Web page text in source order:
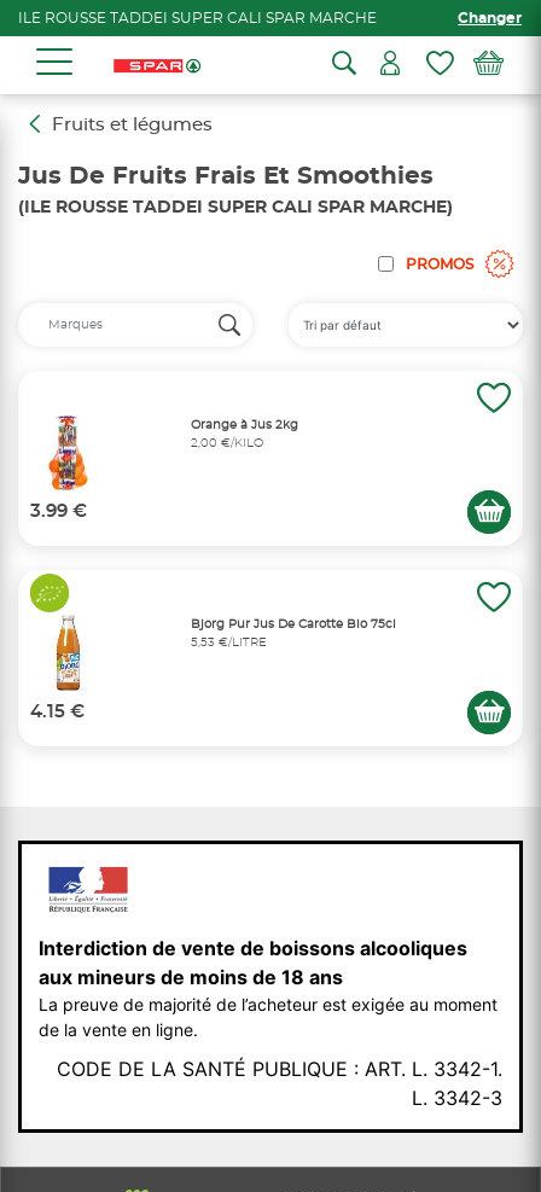
ILE ROUSSE TADDEI SUPER CALI SPAR MARCHE Changer
Fruits et légumes
Jus De Fruits Frais Et Smoothies
(ILE ROUSSE TADDEI SUPER CALI SPAR MARCHE)
PROMOS
Orange à Jus 2kg
2,00 €/KILO
3.99 €
Bjorg Pur Jus De Carotte Bio 75cl
5,53 €/LITRE
4.15 €
Interdiction de vente de boissons alcooliques
aux mineurs de moins de 18 ans
La preuve de majorité de l’acheteur est exigée au moment
de la vente en ligne.
CODE DE LA SANTÉ PUBLIQUE : ART. L. 3342-1.
L. 3342-3